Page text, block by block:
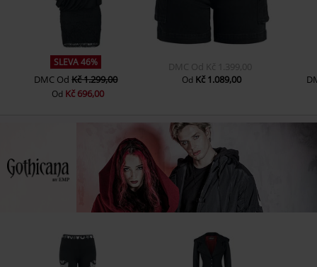
SLEVA 46%
DMC OdKč 1.299,00
Od Kč 696,00
DMC Od Kč 1.399,00
Od Kč 1.089,00